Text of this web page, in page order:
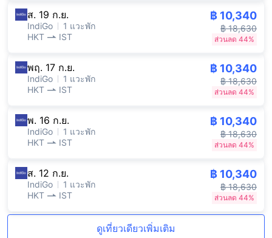
ส. 19 ก.ย.
IndiGo
1 แวะพัก
HKT
IST
฿ 10,340
฿ 18,630
ส่วนลด 44%
พฤ. 17 ก.ย.
IndiGo
1 แวะพัก
HKT
IST
฿ 10,340
฿ 18,630
ส่วนลด 44%
พ. 16 ก.ย.
IndiGo
1 แวะพัก
HKT
IST
฿ 10,340
฿ 18,630
ส่วนลด 44%
ส. 12 ก.ย.
IndiGo
1 แวะพัก
HKT
IST
฿ 10,340
฿ 18,630
ส่วนลด 44%
ดูเที่ยวเดียวเพิ่มเติม